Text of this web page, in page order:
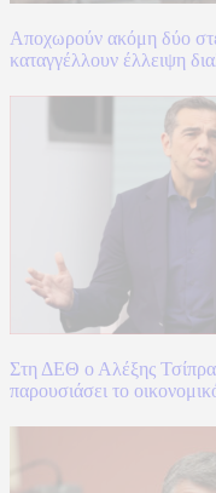
Αποχωρούν ακόμη δύο
καταγγέλλουν έλλειψη
Στη ΔΕΘ ο Αλέξης
παρουσιάσει το